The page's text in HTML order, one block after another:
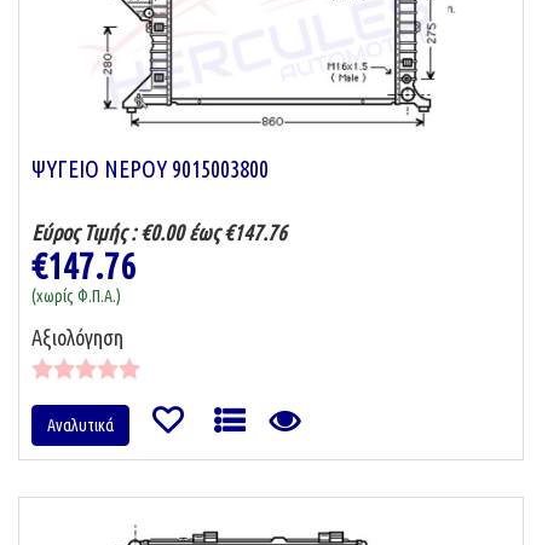
ΨΥΓΕΙΟ ΝΕΡΟΥ 9015003800
Εύρος Τιμής : €0.00 έως €147.76
€147.76
(χωρίς Φ.Π.Α.)
Αξιολόγηση
Αναλυτικά